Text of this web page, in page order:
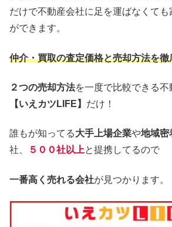
だけで不動産会社に足を運ばなくても
ができます。
仲介・買取の査定価格と売却方法を徹
２つの売却方法を一度で比較できる
【いえカツLIFE】 だけ！
誰もが知ってる大手上場企業や地域密
社、
５００社以上と提携してるので
一番高く売れる会社が見つかります。